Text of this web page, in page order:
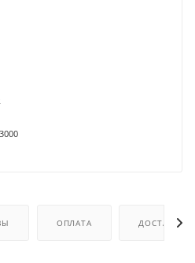
3000
ОПЛАТА ДОСТАВКА